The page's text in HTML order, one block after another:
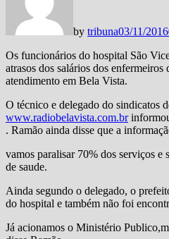
by tribuna03/11/2016
Os funcionários do hospital São
atrasos dos salários dos
atendimento em Bela Vista.
O técnico e delegado do sindicatos
www.radiobelavista.com.br
. Ramão ainda disse que a
vamos paralisar 70% dos serviços e
de saude.
Ainda segundo o delegado, o
do hospital e também não foi
Já acionamos o Ministério